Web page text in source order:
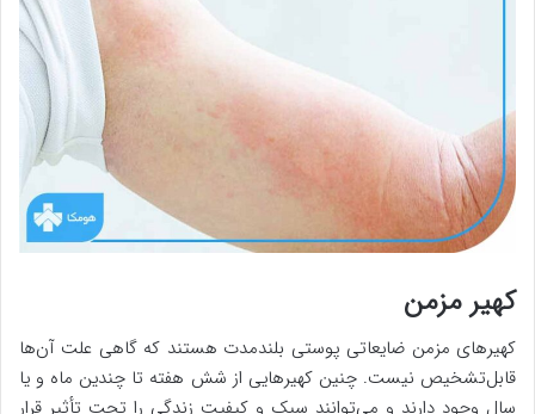
کهیر مزمن
کهیرهای مزمن ضایعاتی پوستی بلندمدت هستند که گاهی علت آن‌ها
قابل‌تشخیص نیست. چنین کهیرهایی از شش هفته تا چندین ماه و یا